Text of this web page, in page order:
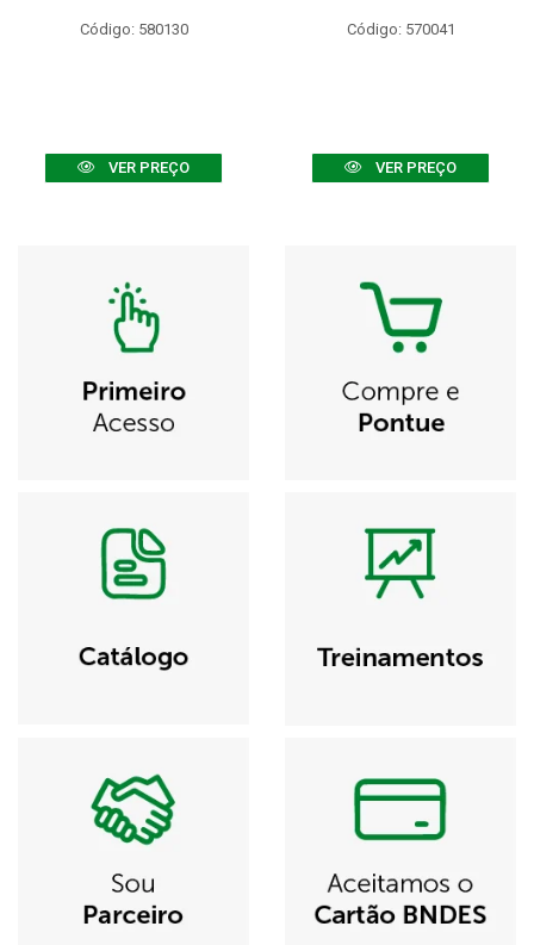
Código: 580130
VER PREÇO
Código: 570041
VER PREÇO